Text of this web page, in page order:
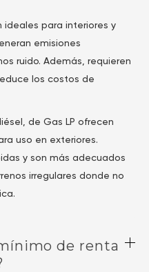
ideales para interiores y
emisiones
ruido. Además, requieren
los costos de
de Gas LP ofrecen
uso en exteriores.
y son más adecuados
irregulares donde no
de renta